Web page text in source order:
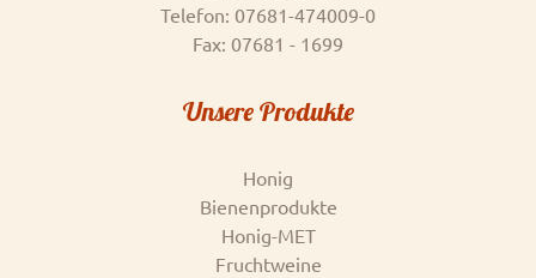
Telefon: 07681-474009-0
Fax: 07681 - 1699
Unsere Produkte
Honig
Bienenprodukte
Honig-MET
Fruchtweine